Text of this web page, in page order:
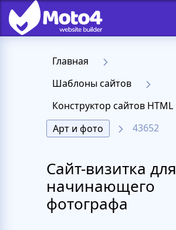
Главная
Шаблоны сайтов
Конструктор сайтов HTML
Арт и фото
43652
Сайт-визитка для
начинающего
фотографа